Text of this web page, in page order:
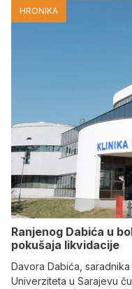
HRONIKA
Ranjenog Dabića u
pokušaja likvidacije
Davora Dabića,
Univerziteta u Sarajevu